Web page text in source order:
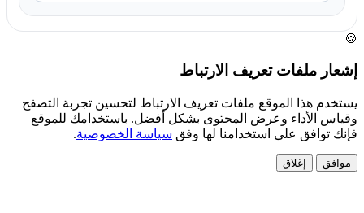
🍪
إشعار ملفات تعريف الارتباط
يستخدم هذا الموقع ملفات تعريف الارتباط لتحسين تجربة التصفح
وقياس الأداء وعرض المحتوى بشكل أفضل. باستخدامك للموقع
فإنك توافق على استخدامنا لها وفق سياسة الخصوصية.
موافق إغلاق